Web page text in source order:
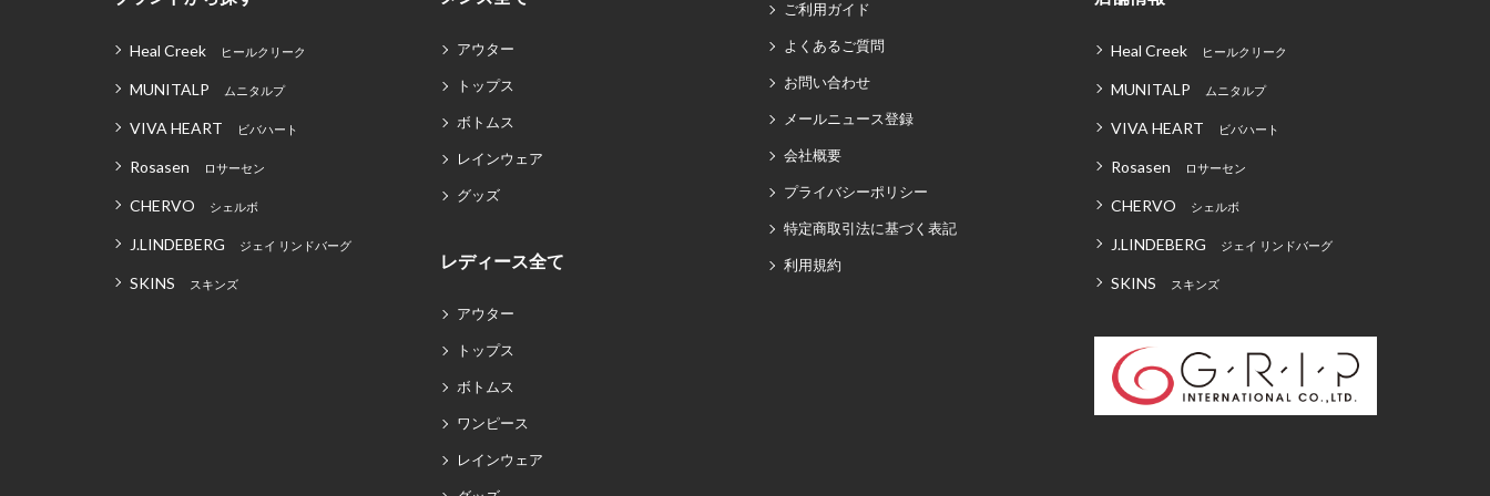
Heal Creek ヒールクリーク
MUNITALP ムニタルプ
VIVA HEART ビバハート
Rosasen ロサーセン
CHERVO シェルボ
J.LINDEBERG ジェイ リンドバーグ
SKINS スキンズ
アウター
トップス
ボトムス
レインウェア
グッズ
レディース全て
アウター
トップス
ボトムス
ワンピース
レインウェア
ご利用ガイド
よくあるご質問
お問い合わせ
メールニュース登録
会社概要
プライバシーポリシー
特定商取引法に基づく表記
利用規約
Heal Creek ヒールクリーク
MUNITALP ムニタルプ
VIVA HEART ビバハート
Rosasen ロサーセン
CHERVO シェルボ
J.LINDEBERG ジェイ リンドバーグ
SKINS スキンズ